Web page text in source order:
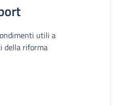
utili a
della riforma